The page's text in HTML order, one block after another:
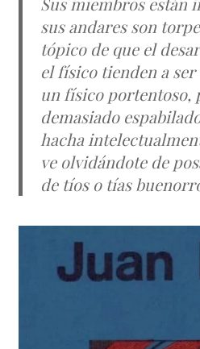
sus andares son
tópico de que el
el físico tienden a
un físico portentoso,
demasiado
hacha
ve olvidándote de
de tíos o tías